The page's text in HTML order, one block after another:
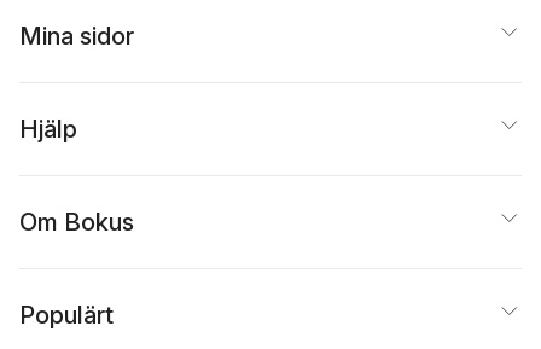
Mina sidor
Hjälp
Om Bokus
Populärt